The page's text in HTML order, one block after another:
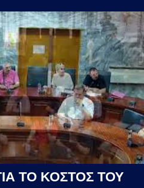
ΤΟ ΚΟΣΤΟΣ ΤΟΥ